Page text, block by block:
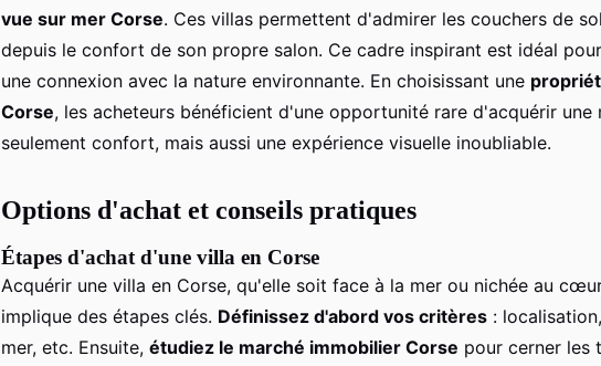
vue sur mer Corse. Ces villas permettent d'admirer les couchers de
depuis le confort de son propre salon. Ce cadre inspirant est idéal
une connexion avec la nature environnante. En choisissant une
Corse, les acheteurs bénéficient d'une opportunité rare d'acquérir une
seulement confort, mais aussi une expérience visuelle inoubliable.
Options d'achat et conseils pratiques
Étapes d'achat d'une villa en Corse
Acquérir une villa en Corse, qu'elle soit face à la mer ou nichée au
implique des étapes clés. Définissez d'abord vos critères :
mer, etc. Ensuite, étudiez le marché immobilier Corse pour cerner les